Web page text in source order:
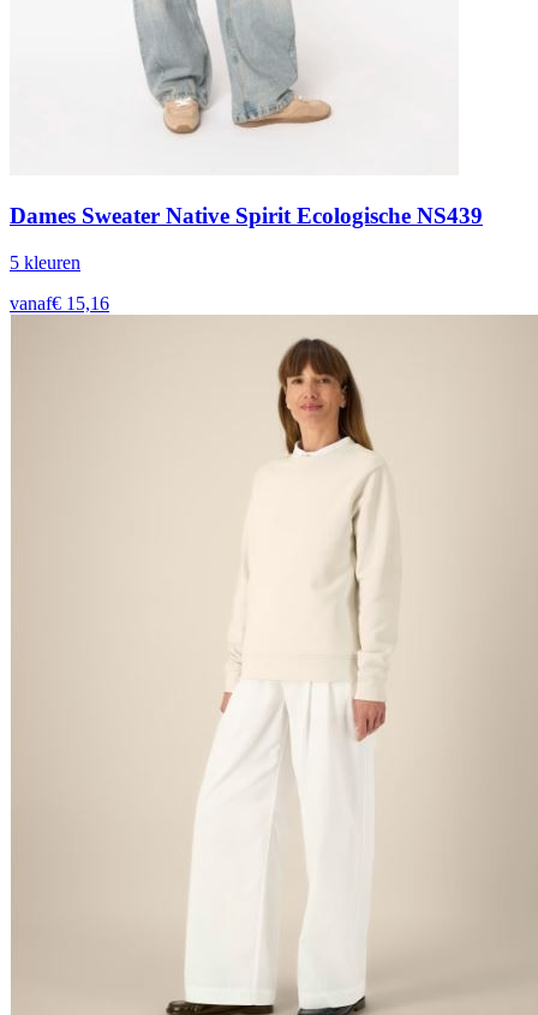
Dames Sweater Native Spirit Ecologische NS439
5 kleuren
vanaf€ 15,16